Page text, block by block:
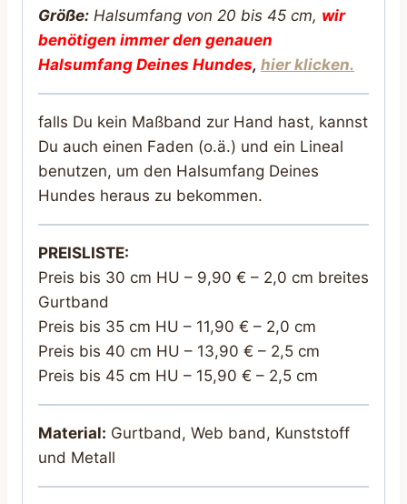
Größe: Halsumfang von 20 bis 45 cm, wir
benötigen immer den genauen
Halsumfang Deines Hundes, hier klicken.
falls Du kein Maßband zur Hand hast, kannst
Du auch einen Faden (o.ä.) und ein Lineal
benutzen, um den Halsumfang Deines
Hundes heraus zu bekommen.
PREISLISTE:
Preis bis 30 cm HU – 9,90 € – 2,0 cm breites
Gurtband
Preis bis 35 cm HU – 11,90 € – 2,0 cm
Preis bis 40 cm HU – 13,90 € – 2,5 cm
Preis bis 45 cm HU – 15,90 € – 2,5 cm
Material: Gurtband, Web band, Kunststoff
und Metall